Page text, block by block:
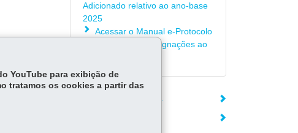
Adicionado relativo ao ano-base
2025
Acessar o Manual e-Protocolo
para Recursos/Impugnações ao
ÓRGÃO RESPONSÁVEL
YouTube para exibição de
tratamos os cookies a partir das